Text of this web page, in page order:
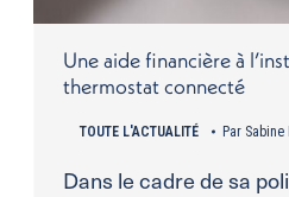
Une aide financière à
thermostat connecté
TOUTE L'ACTUALITÉ Par Sabine
Dans le cadre de sa